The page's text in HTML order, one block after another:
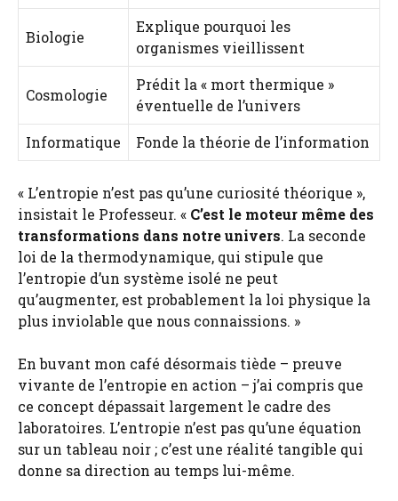
Biologie
Explique pourquoi les
organismes vieillissent
Cosmologie
Prédit la « mort thermique »
éventuelle de l’univers
Informatique
Fonde la théorie de l’information
« L’entropie n’est pas qu’une curiosité théorique »,
insistait le Professeur. « C’est le moteur même des
transformations dans notre univers. La seconde
loi de la thermodynamique, qui stipule que
l’entropie d’un système isolé ne peut
qu’augmenter, est probablement la loi physique la
plus inviolable que nous connaissions. »
En buvant mon café désormais tiède – preuve
vivante de l’entropie en action – j’ai compris que
ce concept dépassait largement le cadre des
laboratoires. L’entropie n’est pas qu’une équation
sur un tableau noir ; c’est une réalité tangible qui
donne sa direction au temps lui-même.